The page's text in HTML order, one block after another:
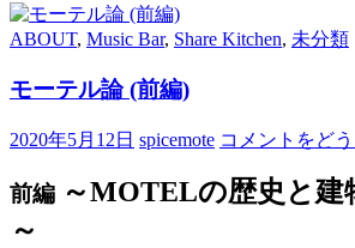
ABOUT, Music Bar, Share Kitchen, 未分類
モーテル論 (前編)
2020年5月12日 spicemote コメントをど
前編 ～MOTELの歴史と建
～